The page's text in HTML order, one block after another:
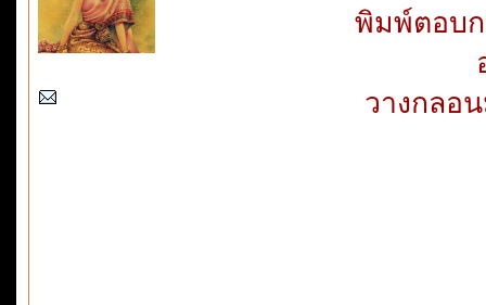
พิมพ์ตอบก
วางกลอ